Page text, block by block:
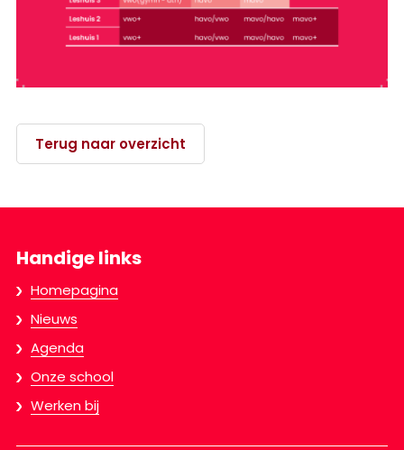
Terug naar overzicht
Handige links
Homepagina
Nieuws
Agenda
Onze school
Werken bij